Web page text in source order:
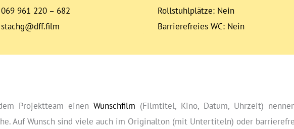
069 961 220 – 682
stachg@dff.film
Rollstuhlplätze: Nein
Barrierefreies WC: Nein
Projektteam einenWunschfilm (Filmtitel, Kino, Datum, Uhrzeit)
Auf Wunsch sind viele auch im Originalton (mit Untertiteln) oder